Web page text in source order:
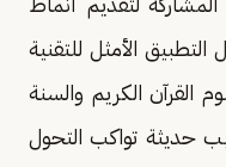
الأمثل للتقنية
القرآن الكريم والسنة
حديثة تواكب التحول